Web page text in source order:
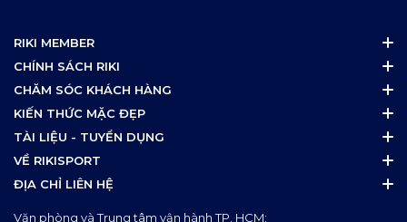
RIKI MEMBER
CHÍNH SÁCH RIKI
CHĂM SÓC KHÁCH HÀNG
KIẾN THỨC MẶC ĐẸP
TÀI LIỆU - TUYỂN DỤNG
VỀ RIKISPORT
ĐỊA CHỈ LIÊN HỆ
Văn phòng và Trung tâm vận hành TP. HCM: